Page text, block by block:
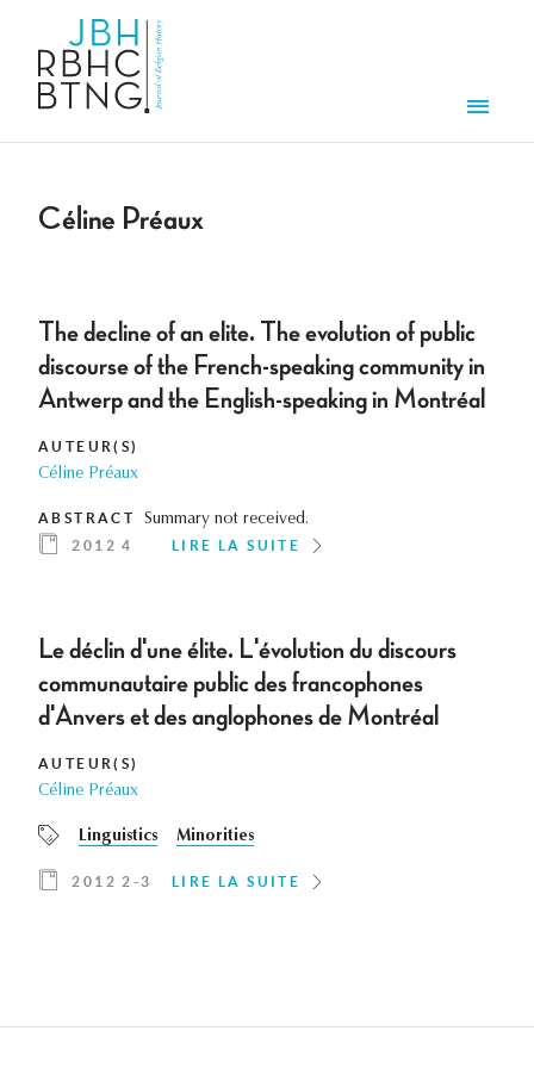
Céline Préaux
The decline of an elite. The evolution of public
discourse of the French-speaking community in
Antwerp and the English-speaking in Montréal
AUTEUR(S)
Céline Préaux
ABSTRACT Summary not received.
2012 4 LIRE LA SUITE
Le déclin d'une élite. L'évolution du discours
communautaire public des francophones
d'Anvers et des anglophones de Montréal
AUTEUR(S)
Céline Préaux
Linguistics Minorities
2012 2-3 LIRE LA SUITE